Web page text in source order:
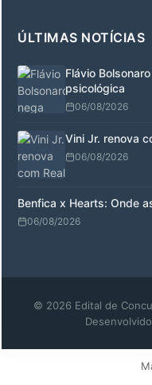
ÚLTIMAS NOTÍCIAS
Flávio
psicológica
06/08/2026
Vini Jr. renova
06/08/2026
Benfica x Hearts: Onde
06/08/2026
© 2026 Edital de